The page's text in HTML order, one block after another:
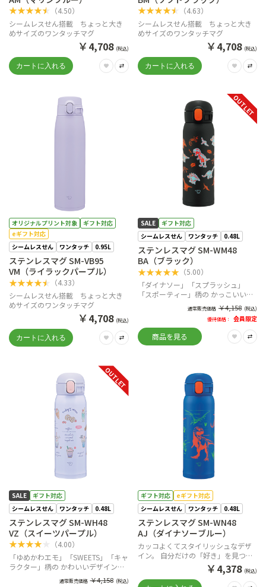
★★★★★ （4.50）
シームレスせん搭載 ちょっと大き
めサイズのワンタッチマグ
￥4,708 (税込)
★★★★★ （4.63）
シームレスせん搭載 ちょっと大き
めサイズのワンタッチマグ
￥4,708 (税込)
オリジナルプリント対象
ギフト対応
eギフト対応
シームレスせん
ワンタッチ 0.95L
ステンレスマグ SM-VB95
VM（ライラックパープル）
★★★★★ （4.33）
シームレスせん搭載 ちょっと大き
めサイズのワンタッチマグ
￥4,708 (税込)
OUTLET
SALE
ギフト対応
シームレスせん
ワンタッチ 0.48L
ステンレスマグ SM-WM48
BA（ブラック）
★★★★★（5.00）
「ダイナソー」「スプラッシュ」
「スポーティー」柄の かっこいいデ
ザインでスタイリッシュに！
通常販売価格 ￥4,158 (税込)
優待価格：
会員限定
商品を見る
OUTLET
SALE
ギフト対応
シームレスせん
ワンタッチ 0.48L
ステンレスマグ SM-WH48
VZ（スイーツパープル）
★★★★ （4.00）
「ゆめかわエモ」「SWEETS」「キャ
ラクター」柄の かわいいデザインで
通常販売価格 ￥4,158 (税込)
ギフト対応
eギフト対応
シームレスせん
ワンタッチ 0.48L
ステンレスマグ SM-WN48
AJ（ダイナソーブルー）
カッコよくてスタイリッシュなデザ
イン。 自分だけの「好き」を見つけ
て一緒に出かけよう。￥4,378 (税込)